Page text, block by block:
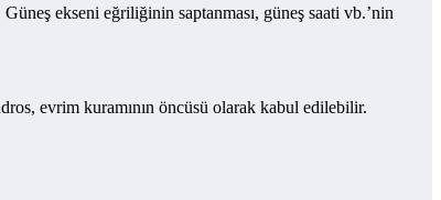
ekseni eğriliğinin saptanması, güneş saati vb.’nin
evrim kuramının öncüsü olarak kabul edilebilir.